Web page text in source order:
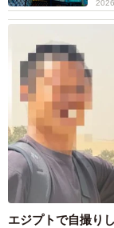
さんはジムで知
いるようです。
下……。これ以上
ん」が登場するこ
エジプトで自撮り